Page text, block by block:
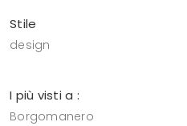
Stile
design
I più visti a :
Borgomanero